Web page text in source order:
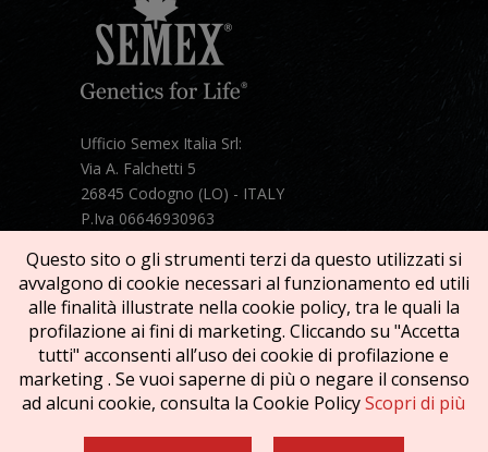
Ufficio Semex Italia Srl:
Via A. Falchetti 5
26845 Codogno (LO) - ITALY
P.Iva 06646930963
Mail: semex@semexitalia.it
Guarda la mappa
Questo sito o gli strumenti terzi da questo utilizzati si
avvalgono di cookie necessari al funzionamento ed utili
alle finalità illustrate nella cookie policy, tra le quali la
profilazione ai fini di marketing. Cliccando su "Accetta
tutti" acconsenti all’uso dei cookie di profilazione e
marketing . Se vuoi saperne di più o negare il consenso
ad alcuni cookie, consulta la Cookie PolicyScopri di più